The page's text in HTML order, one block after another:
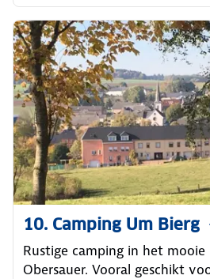
10. Camping Um Bierg
Rustige camping in het
Obersauer. Vooral geschikt